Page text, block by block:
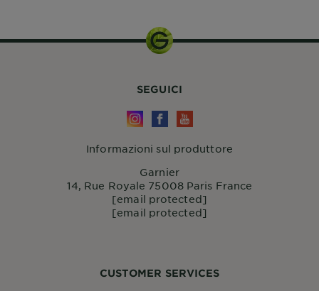
CUSTOMER SERVICES
SEGUICI
Informazioni sul produttore
Garnier
14, Rue Royale 75008 Paris France
[email protected]
[email protected]